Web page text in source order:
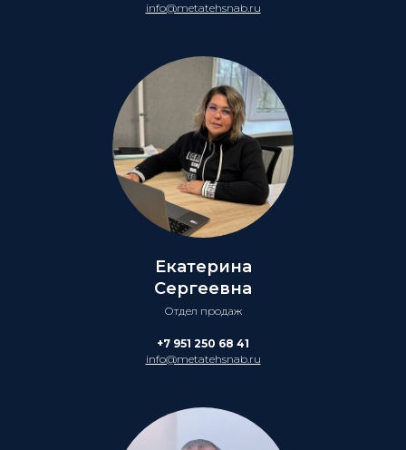
info@metatehsnab.ru
Екатерина
Сергеевна
Отдел продаж
+7 951 250 68 41
info@metatehsnab.ru